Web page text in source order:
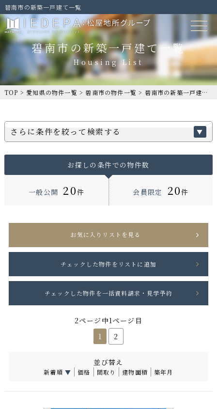
碧南市の新築一戸建て一覧
TOP > 愛知県の物件一覧 > 碧南市の物件一覧 > 碧南市の新築一戸建て一覧
碧南市の新築一戸建て一覧
さらに条件を絞って検索する
お探しの条件での物件数
一般公開 20件 会員限定 20件
お気に入りリストを見る
2ページ中1ページ目
1
2
並び替え
新着順 ▼ 価格 間取り 建物面積 築年月